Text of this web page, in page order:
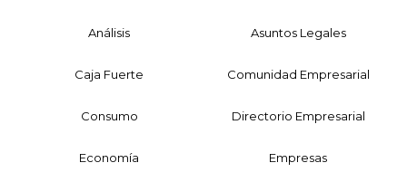
Análisis Asuntos Legales
Caja Fuerte Comunidad Empresarial
Consumo Directorio Empresarial
Economía Empresas